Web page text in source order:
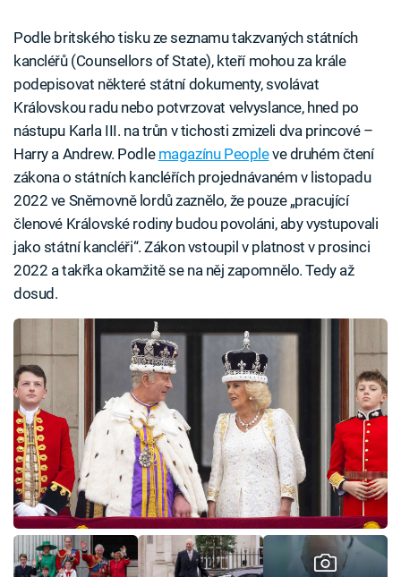
Podle britského tisku ze seznamu takzvaných státních
kancléřů (Counsellors of State), kteří mohou za krále
podepisovat některé státní dokumenty, svolávat
Královskou radu nebo potvrzovat velvyslance, hned po
nástupu Karla III. na trůn v tichosti zmizeli dva princové –
Harry a Andrew. Podle magazínu Peopleve druhém čtení
zákona o státních kancléřích projednávaném v listopadu
2022 ve Sněmovně lordů zaznělo, že pouze „pracující
členové Královské rodiny budou povoláni, aby vystupovali
jako státní kancléři“. Zákon vstoupil v platnost v prosinci
2022 a takřka okamžitě se na něj zapomnělo. Tedy až
dosud.